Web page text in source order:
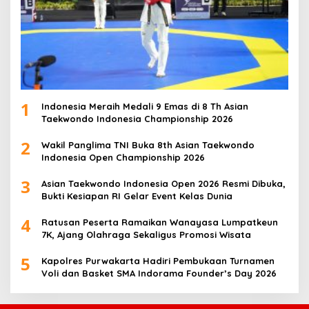
1
Indonesia Meraih Medali 9 Emas di 8 Th Asian
Taekwondo Indonesia Championship 2026
2
Wakil Panglima TNI Buka 8th Asian Taekwondo
Indonesia Open Championship 2026
3
Asian Taekwondo Indonesia Open 2026 Resmi Dibuka,
Bukti Kesiapan RI Gelar Event Kelas Dunia
4
Ratusan Peserta Ramaikan Wanayasa Lumpatkeun
7K, Ajang Olahraga Sekaligus Promosi Wisata
5
Kapolres Purwakarta Hadiri Pembukaan Turnamen
Voli dan Basket SMA Indorama Founder’s Day 2026